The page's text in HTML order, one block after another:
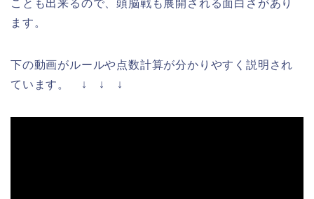
ことも出来るので、頭脳戦も展開される面白さがあり
ます。
下の動画がルールや点数計算が分かりやすく説明され
ています。 ↓ ↓ ↓